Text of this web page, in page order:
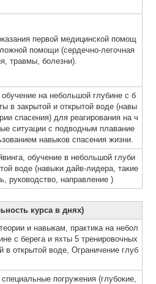
первой медицинской помощ
помощи (сердечно-легочная
травмы, болезни).
на небольшой глубине с б
в закрытой и открытой воде (навы
спасения) для реагирования на ч
ситуации с подводным плавание
навыков спасения жизни.
обучение в небольшой глуби
воде (навыки дайв-лидера, такие
руководство, направление )
курса в днях)
и навыкам, практика на небол
с берега и яхты 5 тренировочных
в открытой воде, Ограничение глуб
погружения (глубокие,